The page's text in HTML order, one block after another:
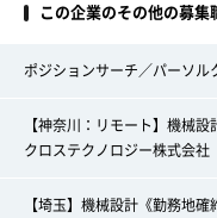
この企業のその他の募集
ポジションサーチ／パーソ
【神奈川：リモート】機械
クロステクノロジー株式会社
【埼玉】機械設計《勤務地